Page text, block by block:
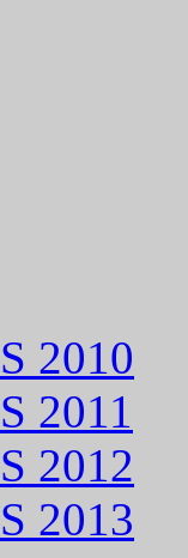
2010
2011
2012
2013